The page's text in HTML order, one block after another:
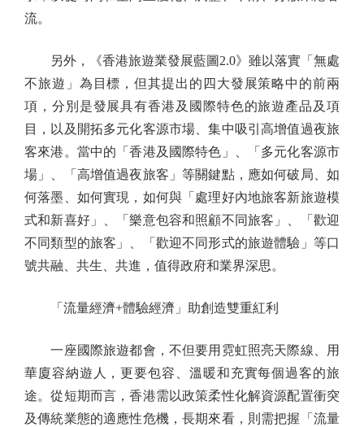
流。
另外，《香港旅遊業發展藍圖2.0》雖以落實「無處
不旅遊」為目標，但其提出的四大發展策略中的前兩
項，分別是發展具有香港及國際特色的旅遊產品及項
目，以及開拓多元化客源市場、集中吸引高增值過夜旅
客來港。當中的「香港及國際特色」、「多元化客源市
場」、「高增值過夜旅客」等關鍵點，應如何破局、如
何落墨、如何實現，如何與「處理好內地旅客新旅遊模
式和新喜好」、「樂意包容和照顧不同旅客」、「歡迎
不同類型的旅客」、「歡迎不同形式的旅遊體驗」等口
號共融、共生、共進，值得政府和業界深思。
「流量經濟+體驗經濟」助創造雙重紅利
一座國際旅遊都會，不但要用霓虹照亮天際線、用
華廈容納遊人，更要包容、溫暖和充實每個過客的旅
途。從短期而言，香港需以政策柔性化解資源配置衝突
及傳統業態的適應性危機，長期來看，則需把握「流量